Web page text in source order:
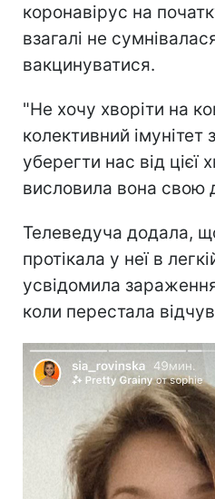
коронавірус на
взагалі не
вакцинуватися.
"Не хочу хворіти на
колективний імунітет
уберегти нас від цієї
висловила вона свою
Телеведуча додала,
протікала у неї в
усвідомила
коли перестала